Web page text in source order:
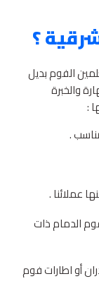
؟
الفوم بديل
والخبرة
:
.
عملائنا .
الدمام ذات
أو اطارات فوم